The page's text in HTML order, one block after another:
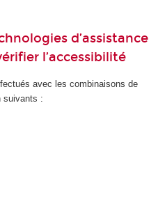
d’assistance
l’accessibilité
avec les combinaisons de
suivants :